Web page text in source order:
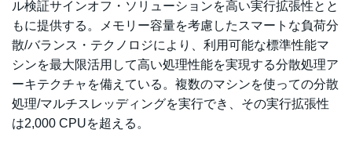
ル検証サインオフ・ソリューションを高い実行拡張性とと
もに提供する。メモリー容量を考慮したスマートな負荷分
散/バランス・テクノロジにより、利用可能な標準性能マ
シンを最大限活用して高い処理性能を実現する分散処理ア
ーキテクチャを備えている。複数のマシンを使っての分散
処理/マルチスレッディングを実行でき、その実行拡張性
は2,000 CPUを超える。